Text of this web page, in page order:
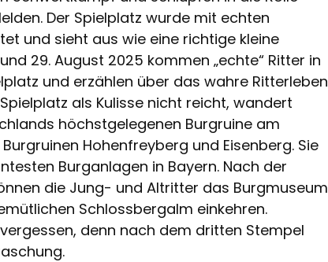
Der Spielplatz wurde mit echten
und sieht aus wie eine richtige kleine
29. August 2025 kommen „echte“ Ritter in
und erzählen über das wahre Ritterleben
als Kulisse nicht reicht, wandert
höchstgelegenen Burgruine am
Hohenfreyberg und Eisenberg. Sie
Burganlagen in Bayern. Nach der
die Jung- und Altritter das Burgmuseum
Schlossbergalm einkehren.
denn nach dem dritten Stempel